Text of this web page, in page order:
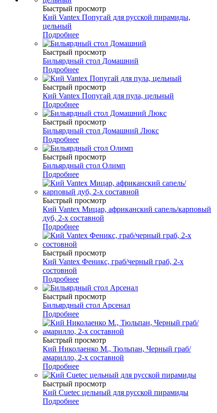
Быстрый просмотр
Кий Vantex Попугай для русской пирамиды,
цельный
Подробнее
Быстрый просмотр
Бильярдный стол Домашний
Подробнее
Быстрый просмотр
Кий Vantex Попугай для пула, цельный
Подробнее
Быстрый просмотр
Бильярдный стол Домашний Люкс
Подробнее
Быстрый просмотр
Бильярдный стол Олимп
Подробнее
Быстрый просмотр
Кий Vantex Мицар, африканский сапель/карповый
дуб, 2-х составной
Подробнее
Быстрый просмотр
Кий Vantex Феникс, граб/черный граб, 2-х
состовной
Подробнее
Быстрый просмотр
Бильярдный стол Арсенал
Подробнее
Быстрый просмотр
Кий Николаенко М., Тюльпан, Черный граб/
амарилло, 2-х составной
Подробнее
Быстрый просмотр
Кий Cuetec цельный для русской пирамиды
Подробнее